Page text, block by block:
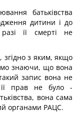
батьківства
дитини і до
її смерті не
згідно з яким, якщо
знаючи, що вона
запис вона не
її прав не було -
вона сама
органами РАЦС.